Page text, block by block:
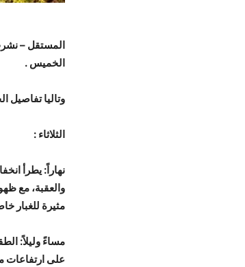
المستقل –
الخميس .
وتاليا تفاصيل
الثلاثاء :
نهاراً: يطرأ
والعقبة، مع
مثيرة للغبار
مساءً وليلاً:
على